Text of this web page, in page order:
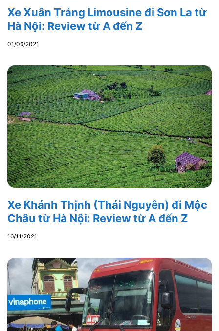
Xe Xuân Tráng Limousine đi Sơn La từ
Hà Nội: Review từ A đến Z
01/06/2021
Xe Khánh Thịnh (Thái Nguyên) đi Mộc
Châu từ Hà Nội: Review từ A đến Z
16/11/2021